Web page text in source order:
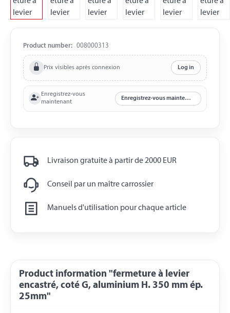
Product number: 008000313
Prix visibles après connexion Log in
Enregistrez-vous
maintenant
Enregistrez-vous maintenant
Livraison gratuite à partir de 2000 EUR
Conseil par un maître carrossier
Manuels d'utilisation pour chaque article
Product information "fermeture à levier
encastré, coté G, aluminium H. 350 mm ép.
25mm"